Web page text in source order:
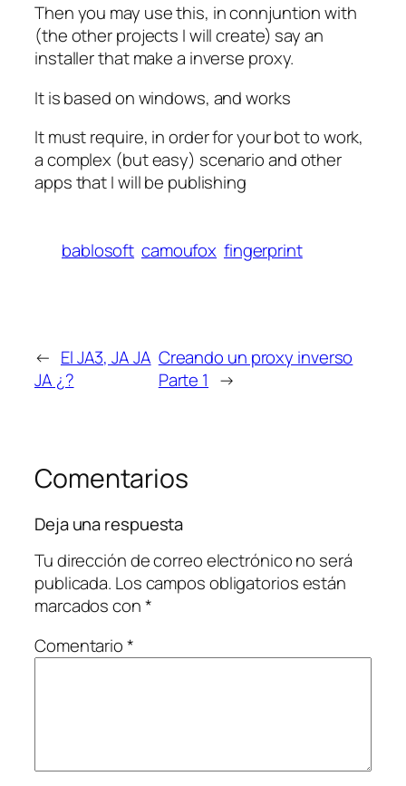
Then you may use this, in connjuntion with
(the other projects I will create) say an
installer that make a inverse proxy.
It is based on windows, and works
It must require, in order for your bot to work,
a complex (but easy) scenario and other
apps that I will be publishing
bablosoft camoufox fingerprint
← El JA3, JA JA
JA ¿?
Creando un proxy inverso
Parte 1 →
Comentarios
Deja una respuesta
Tu dirección de correo electrónico no será
publicada. Los campos obligatorios están
marcados con*
Comentario*